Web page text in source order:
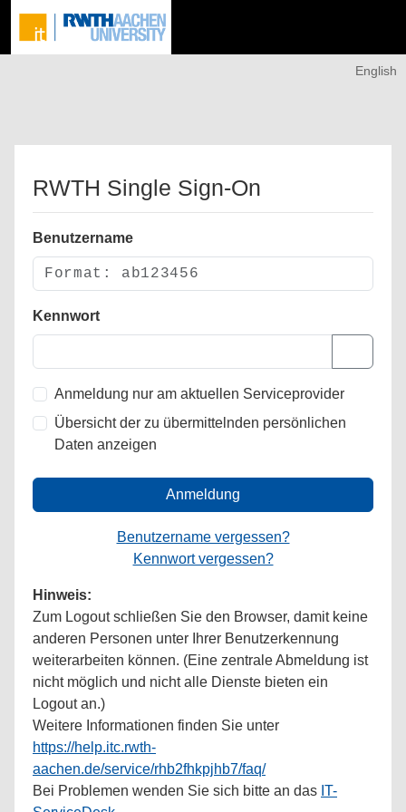
English
RWTH Single Sign-On
Benutzername
Kennwort
Anmeldung nur am aktuellen Serviceprovider
Übersicht der zu übermittelnden persönlichen
Daten anzeigen
Anmeldung
Benutzername vergessen?
Kennwort vergessen?
Hinweis:
Zum Logout schließen Sie den Browser, damit keine
anderen Personen unter Ihrer Benutzerkennung
weiterarbeiten können. (Eine zentrale Abmeldung ist
nicht möglich und nicht alle Dienste bieten ein
Logout an.)
Weitere Informationen finden Sie unter
https://help.itc.rwth-
aachen.de/service/rhb2fhkpjhb7/faq/
Bei Problemen wenden Sie sich bitte an das IT-